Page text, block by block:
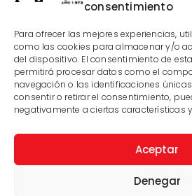
consentimiento
Para ofrecer las mejores experiencias,
como las cookies para almacenar y/o
del dispositivo. El consentimiento de
permitirá procesar datos como el
navegación o las identificaciones únicas
consentir o retirar el consentimiento,
negativamente a ciertas características
Aceptar
Denegar
¿Qué colores serán
Para finalizar con las
importante que hablemos con
los más destacados. En este
claro ganador: el verde. Por lo
boda a la última apuesta por
celebración. Otros colores de
de moda y son todo un acierto.